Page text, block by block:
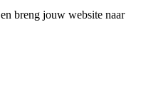
en breng jouw website naar